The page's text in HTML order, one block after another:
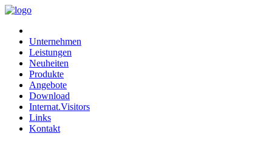
Unternehmen
Leistungen
Neuheiten
Produkte
Angebote
Download
Internat.Visitors
Links
Kontakt